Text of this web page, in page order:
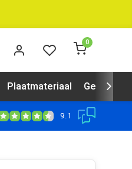
0
Plaatmateriaal
9.1